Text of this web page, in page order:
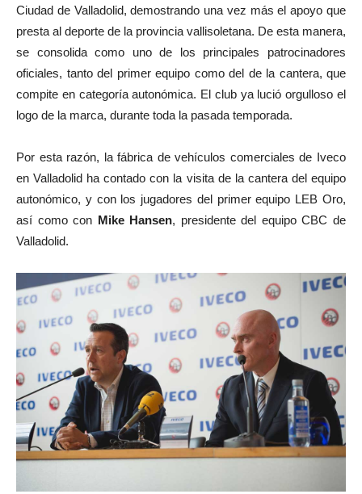
Ciudad de Valladolid, demostrando una vez más el apoyo que
presta al deporte de la provincia vallisoletana. De esta manera,
se consolida como uno de los principales patrocinadores
oficiales, tanto del primer equipo como del de la cantera, que
compite en categoría autonómica. El club ya lució orgulloso el
logo de la marca, durante toda la pasada temporada.
Por esta razón, la fábrica de vehículos comerciales de Iveco
en Valladolid ha contado con la visita de la cantera del equipo
autonómico, y con los jugadores del primer equipo LEB Oro,
así como con Mike Hansen, presidente del equipo CBC de
Valladolid.